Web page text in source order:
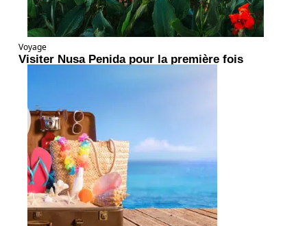
Voyage
Visiter Nusa Penida pour la première fois